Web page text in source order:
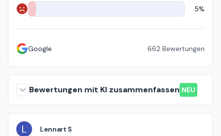
Negativ 5%
Google 662 Bewertungen
Bewertungen mit KI zusammenfassen NEU
L Lennart S